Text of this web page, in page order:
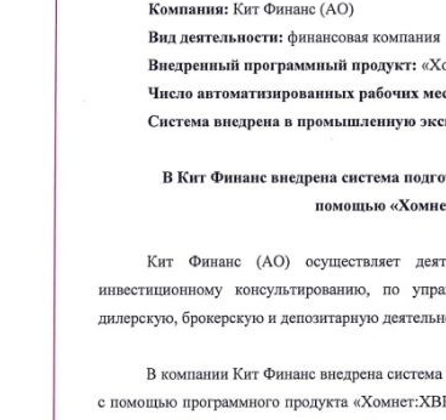
В компании Кит Финанс внедрена
программного продукта
«1С:Предприятие» и содержит
Сбор и агрегирование
Визуализация отчетности.
Валидация отчетности по
В рамках утвержденного плана